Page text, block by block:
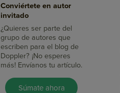
Conviértete en autor
invitado
¿Quieres ser parte del
grupo de autores que
escriben para el blog de
Doppler? ¡No esperes
más! Envíanos tu artículo.
Súmate ahora